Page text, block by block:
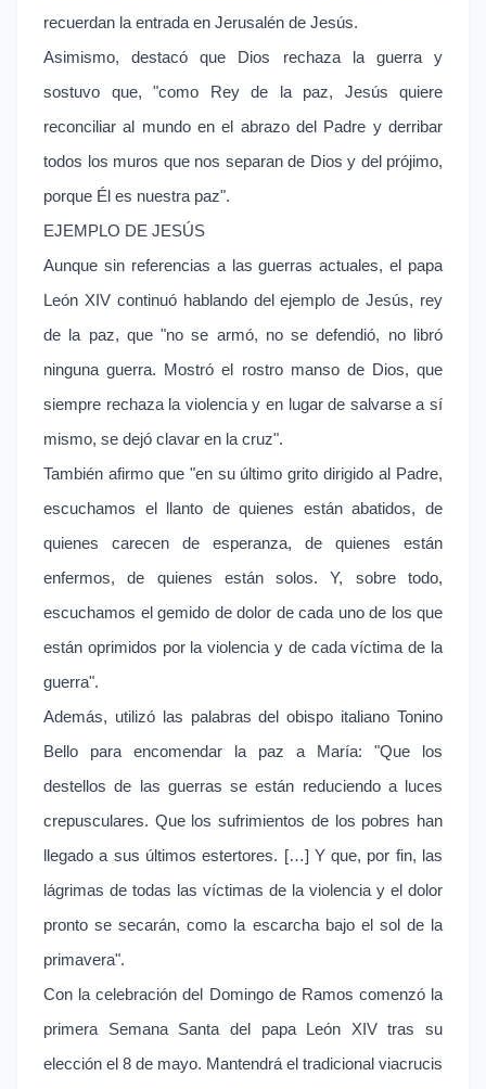
recuerdan la entrada en Jerusalén de Jesús.
Asimismo, destacó que Dios rechaza la guerra y
sostuvo que, "como Rey de la paz, Jesús quiere
reconciliar al mundo en el abrazo del Padre y derribar
todos los muros que nos separan de Dios y del prójimo,
porque Él es nuestra paz".
EJEMPLO DE JESÚS
Aunque sin referencias a las guerras actuales, el papa
León XIV continuó hablando del ejemplo de Jesús, rey
de la paz, que "no se armó, no se defendió, no libró
ninguna guerra. Mostró el rostro manso de Dios, que
siempre rechaza la violencia y en lugar de salvarse a sí
mismo, se dejó clavar en la cruz".
También afirmo que "en su último grito dirigido al Padre,
escuchamos el llanto de quienes están abatidos, de
quienes carecen de esperanza, de quienes están
enfermos, de quienes están solos. Y, sobre todo,
escuchamos el gemido de dolor de cada uno de los que
están oprimidos por la violencia y de cada víctima de la
guerra".
Además, utilizó las palabras del obispo italiano Tonino
Bello para encomendar la paz a María: "Que los
destellos de las guerras se están reduciendo a luces
crepusculares. Que los sufrimientos de los pobres han
llegado a sus últimos estertores. […] Y que, por fin, las
lágrimas de todas las víctimas de la violencia y el dolor
pronto se secarán, como la escarcha bajo el sol de la
primavera".
Con la celebración del Domingo de Ramos comenzó la
primera Semana Santa del papa León XIV tras su
elección el 8 de mayo. Mantendrá el tradicional viacrucis